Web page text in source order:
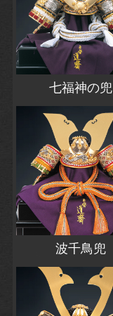
七福神の兜
波千鳥兜